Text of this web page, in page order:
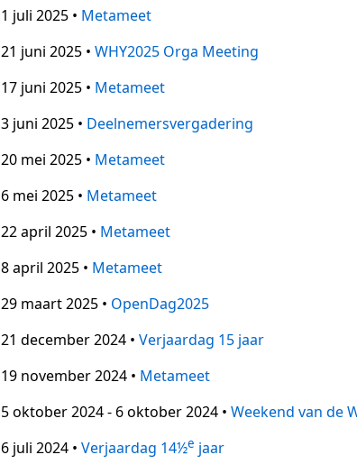
1 juli 2025 • Metameet
21 juni 2025 • WHY2025 Orga Meeting
17 juni 2025 • Metameet
3 juni 2025 • Deelnemersvergadering
20 mei 2025 • Metameet
6 mei 2025 • Metameet
22 april 2025 • Metameet
8 april 2025 • Metameet
29 maart 2025 • OpenDag2025
21 december 2024 • Verjaardag 15 jaar
19 november 2024 • Metameet
5 oktober 2024 - 6 oktober 2024 • Weekend van de
6 juli 2024 • Verjaardag 14½e jaar